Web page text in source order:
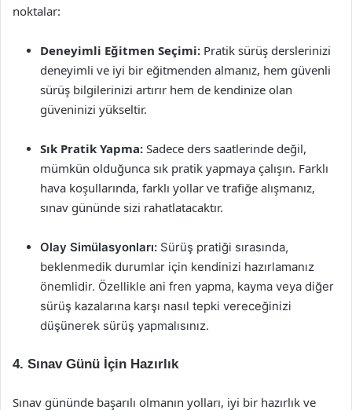
noktalar:
Deneyimli Eğitmen Seçimi: Pratik sürüş derslerinizi
deneyimli ve iyi bir eğitmenden almanız, hem güvenli
sürüş bilgilerinizi artırır hem de kendinize olan
güveninizi yükseltir.
Sık Pratik Yapma: Sadece ders saatlerinde değil,
mümkün olduğunca sık pratik yapmaya çalışın. Farklı
hava koşullarında, farklı yollar ve trafiğe alışmanız,
sınav gününde sizi rahatlatacaktır.
Olay Simülasyonları: Sürüş pratiği sırasında,
beklenmedik durumlar için kendinizi hazırlamanız
önemlidir. Özellikle ani fren yapma, kayma veya diğer
sürüş kazalarına karşı nasıl tepki vereceğinizi
düşünerek sürüş yapmalısınız.
4. Sınav Günü İçin Hazırlık
Sınav gününde başarılı olmanın yolları, iyi bir hazırlık ve